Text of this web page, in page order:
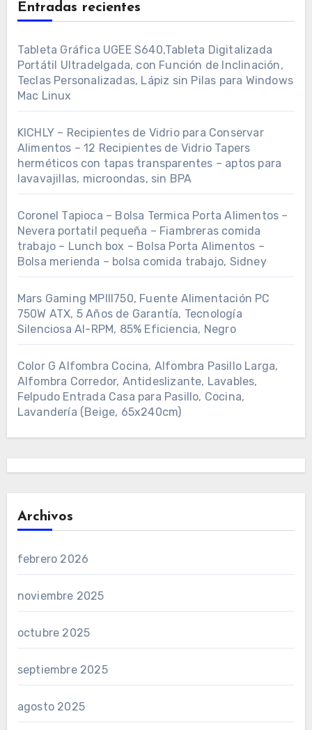
Entradas recientes
Tableta Gráfica UGEE S640,Tableta Digitalizada
Portátil Ultradelgada, con Función de Inclinación,
Teclas Personalizadas, Lápiz sin Pilas para Windows
Mac Linux
KICHLY – Recipientes de Vidrio para Conservar
Alimentos – 12 Recipientes de Vidrio Tapers
herméticos con tapas transparentes – aptos para
lavavajillas, microondas, sin BPA
Coronel Tapioca – Bolsa Termica Porta Alimentos –
Nevera portatil pequeña – Fiambreras comida
trabajo – Lunch box – Bolsa Porta Alimentos –
Bolsa merienda – bolsa comida trabajo, Sidney
Mars Gaming MPIII750, Fuente Alimentación PC
750W ATX, 5 Años de Garantía, Tecnología
Silenciosa AI-RPM, 85% Eficiencia, Negro
Color G Alfombra Cocina, Alfombra Pasillo Larga,
Alfombra Corredor, Antideslizante, Lavables,
Felpudo Entrada Casa para Pasillo, Cocina,
Lavandería (Beige, 65x240cm)
Archivos
febrero 2026
noviembre 2025
octubre 2025
septiembre 2025
agosto 2025